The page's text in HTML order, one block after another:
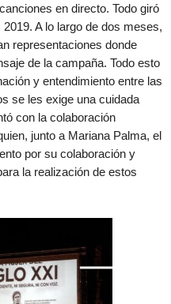
en directo. Todo giró
A lo largo de dos meses,
representaciones donde
de la campaña. Todo esto
y entendimiento entre las
se les exige una cuidada
con la colaboración
junto a Mariana Palma, el
por su colaboración y
la realización de estos